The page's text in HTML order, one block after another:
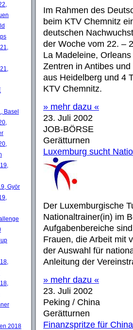
Basel
Györ
2018
Im Rahmen des
beim KTV Chemnitz
deutschen
der Woche vom 22. –
La Madeleine,
Zentren in Antibes
aus Heidelberg und 4
KTV Chemnitz.
» mehr dazu «
23. Juli 2002
JOB-BÖRSE
Gerätturnen
Luxemburg sucht
Der Luxemburgische
Nationaltrainer(in) im
Aufgabenbereiche
Frauen, die Arbeit mit
der Auswahl für
Anleitung der
» mehr dazu «
23. Juli 2002
Peking / China
Gerätturnen
Finanzspritze für